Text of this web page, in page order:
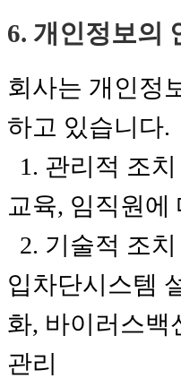
6. 개인정보의
회사는 개인정
하고 있습니다.
1. 관리적 조
교육, 임직원
2. 기술적 조
입차단시스템
화, 바이러스백
관리